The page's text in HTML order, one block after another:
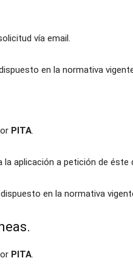
vía email.
en la normativa
PITA.
aplicación a petición de
en la normativa
PITA.